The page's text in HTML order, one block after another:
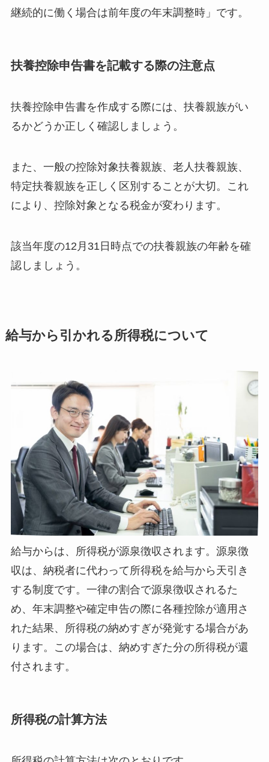
継続的に働く場合は前年度の年末調整時」です。
扶養控除申告書を記載する際の注意点
扶養控除申告書を作成する際には、扶養親族がい
るかどうか正しく確認しましょう。
また、一般の控除対象扶養親族、老人扶養親族、
特定扶養親族を正しく区別することが大切。これ
により、控除対象となる税金が変わります。
該当年度の12月31日時点での扶養親族の年齢を確
認しましょう。
給与から引かれる所得税について
給与からは、所得税が源泉徴収されます。源泉徴
収は、納税者に代わって所得税を給与から天引き
する制度です。一律の割合で源泉徴収されるた
め、年末調整や確定申告の際に各種控除が適用さ
れた結果、所得税の納めすぎが発覚する場合があ
ります。この場合は、納めすぎた分の所得税が還
付されます。
所得税の計算方法